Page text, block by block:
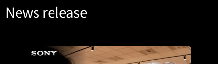
News release